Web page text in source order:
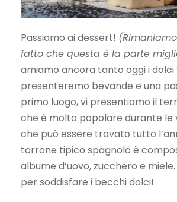
Passiamo ai dessert!
fatto che questa è la parte
amiamo ancora tanto oggi i dolci
presenteremo bevande e una
primo luogo, vi presentiamo il
che è molto popolare durante le
che può essere trovato tutto
torrone tipico spagnolo è
albume d’uovo, zucchero e
per soddisfare i becchi dolci!